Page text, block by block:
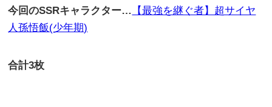
今回のSSRキャラクター…
【最強を継ぐ者】超サイヤ
人孫悟飯(少年期)
合計3枚